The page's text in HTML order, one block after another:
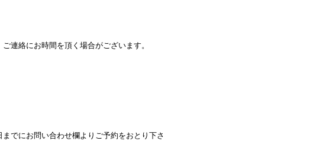
連絡にお時間を頂く場合がございます。
でにお問い合わせ欄よりご予約をおとり下さ